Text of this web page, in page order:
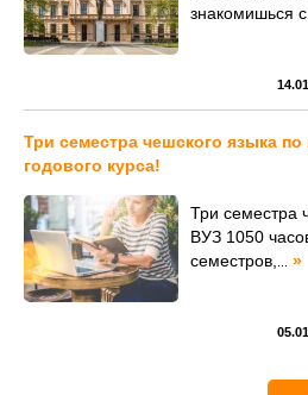
знакомишься с
Три семестра чешского языка по
годового курса!
Три семестра
ВУЗ 1050
семестров,
»